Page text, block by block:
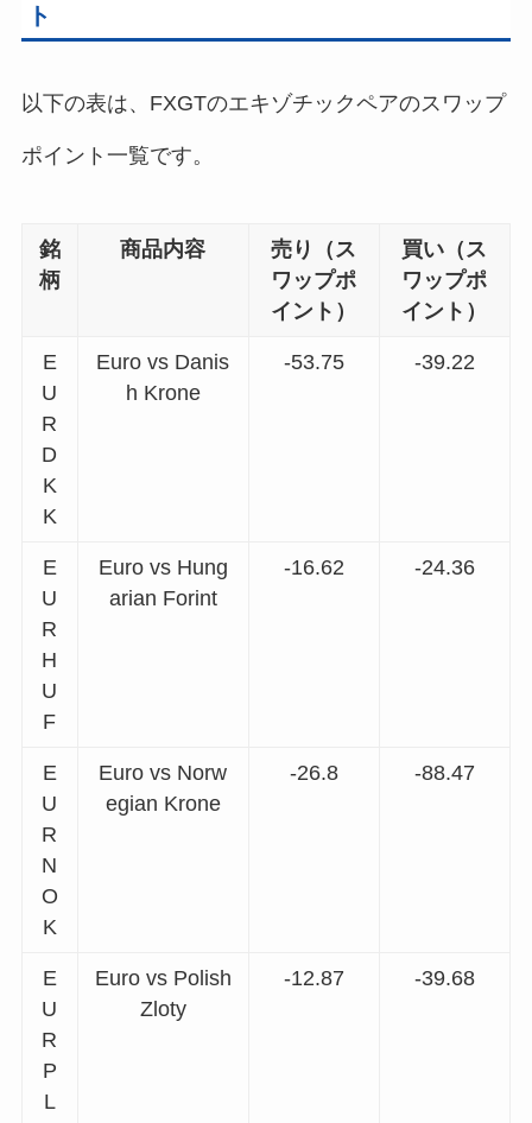
ト
以下の表は、FXGTのエキゾチックペアのスワップ
ポイント一覧です。
銘
柄
商品内容
売り（ス
ワップポ
イント）
買い（ス
ワップポ
イント）
E
U
R
D
K
K
Euro vs Danis
h Krone
-53.75 -39.22
E
U
R
H
U
F
Euro vs Hung
arian Forint
-16.62 -24.36
E
U
R
N
O
K
Euro vs Norw
egian Krone
-26.8 -88.47
E
U
R
P
L
Euro vs Polish
Zloty
-12.87 -39.68